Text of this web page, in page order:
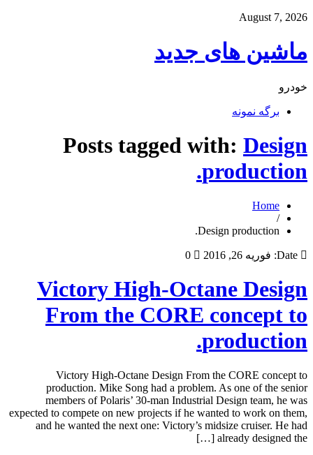
August 7, 2026
ماشین های جدید
خودرو
برگه نمونه
Posts tagged with: Design
production.
Home
/
Design production.
Date: فوریه 26, 2016 0
Victory High-Octane Design
From the CORE concept to
production.
Victory High-Octane Design From the CORE concept to
production. Mike Song had a problem. As one of the senior
members of Polaris’ 30-man Industrial Design team, he was
expected to compete on new projects if he wanted to work on them,
and he wanted the next one: Victory’s midsize cruiser. He had
already designed the […]